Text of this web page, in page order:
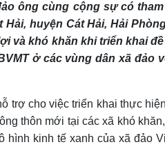
ông cùng cộng sự có
Hải, huyện Cát Hải, Hải
và khó khăn khi triển khai
ở các vùng dân xã đảo
trợ cho việc triển khai thực
thôn mới tại các xã khó
hình kinh tế xanh của xã đảo